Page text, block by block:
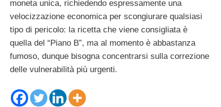
moneta unica, richiedendo espressamente una
velocizzazione economica per scongiurare qualsiasi
tipo di pericolo: la ricetta che viene consigliata è
quella del “Piano B”, ma al momento è abbastanza
fumoso, dunque bisogna concentrarsi sulla correzione
delle vulnerabilità più urgenti.